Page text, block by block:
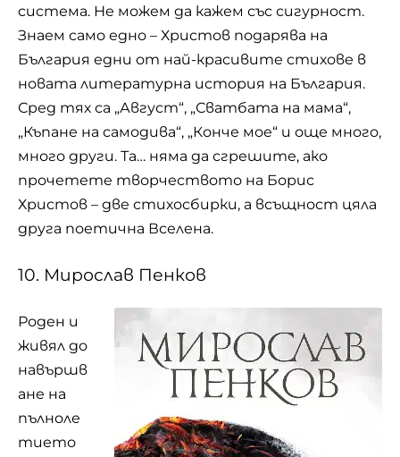
система. Не можем да кажем със сигурност.
Знаем само едно – Христов подарява на
България едни от най-красивите стихове в
новата литературна история на България.
Сред тях са „Август“, „Сватбата на мама“,
„Къпане на самодива“, „Конче мое“ и още много,
много други. Та… няма да сгрешите, ако
прочетете творчеството на Борис
Христов – две стихосбирки, а всъщност цяла
друга поетична Вселена.
10. Мирослав Пенков
Роден и
живял до
навършв
ане на
пълноле
тието